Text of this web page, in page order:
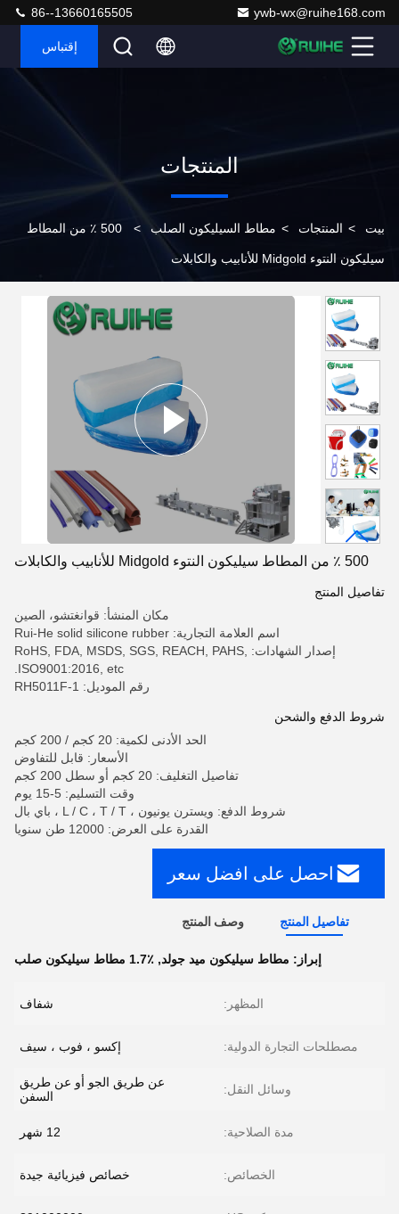
ywb-wx@ruihe168.com
86--13660165505
إقتباس
المنتجات
بيت > المنتجات > مطاط السيليكون الصلب > 500 ٪ من المطاط
سيليكون النتوء Midgold للأنابيب والكابلات
500 ٪ من المطاط سيليكون النتوء Midgold للأنابيب والكابلات
تفاصيل المنتج
مكان المنشأ: قوانغتشو، الصين
اسم العلامة التجارية: Rui-He solid silicone rubber
إصدار الشهادات: RoHS, FDA, MSDS, SGS, REACH, PAHS,
ISO9001:2016, etc.
رقم الموديل: RH5011F-1
شروط الدفع والشحن
الحد الأدنى لكمية: 20 كجم / 200 كجم
الأسعار: قابل للتفاوض
تفاصيل التغليف: 20 كجم أو سطل 200 كجم
وقت التسليم: 5-15 يوم
شروط الدفع: ويسترن يونيون ، L / C ، T / T ، باي بال
القدرة على العرض: 12000 طن سنويا
احصل على افضل سعر
تفاصيل المنتج وصف المنتج
إبراز: مطاط سيليكون ميد جولد, 1.7٪ مطاط سيليكون صلب
المظهر: شفاف
مصطلحات التجارة الدولية: إكسو ، فوب ، سيف
وسائل النقل:
عن طريق الجو أو عن طريق
السفن
مدة الصلاحية: 12 شهر
الخصائص: خصائص فيزيائية جيدة